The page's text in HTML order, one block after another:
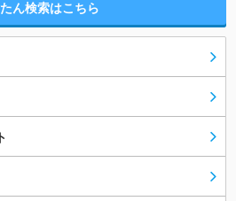
ん検索はこちら